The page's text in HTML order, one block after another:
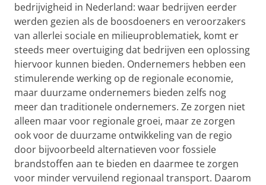
bedrijvigheid in Nederland: waar bedrijven eerder
werden gezien als de boosdoeners en veroorzakers
van allerlei sociale en milieuproblematiek, komt er
steeds meer overtuiging dat bedrijven een oplossing
hiervoor kunnen bieden. Ondernemers hebben een
stimulerende werking op de regionale economie,
maar duurzame ondernemers bieden zelfs nog
meer dan traditionele ondernemers. Ze zorgen niet
alleen maar voor regionale groei, maar ze zorgen
ook voor de duurzame ontwikkeling van de regio
door bijvoorbeeld alternatieven voor fossiele
brandstoffen aan te bieden en daarmee te zorgen
voor minder vervuilend regionaal transport. Daarom